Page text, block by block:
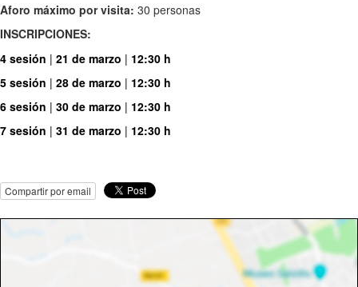
Aforo máximo por visita: 30 personas
INSCRIPCIONES:
4 sesión | 21 de marzo | 12:30 h
5 sesión | 28 de marzo | 12:30 h
6 sesión | 30 de marzo | 12:30 h
7 sesión | 31 de marzo | 12:30 h
Compartir por email